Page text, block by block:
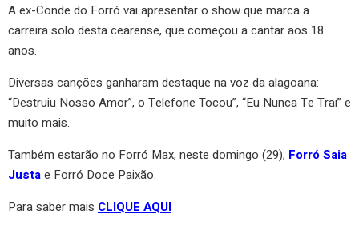
A ex-Conde do Forró vai apresentar o show que marca a
carreira solo desta cearense, que começou a cantar aos 18
anos.
Diversas canções ganharam destaque na voz da alagoana:
“Destruiu Nosso Amor”, o Telefone Tocou”, “Eu Nunca Te Traí” e
muito mais.
Também estarão no Forró Max, neste domingo (29), Forró Saia
Justae Forró Doce Paixão.
Para saber mais CLIQUE AQUI